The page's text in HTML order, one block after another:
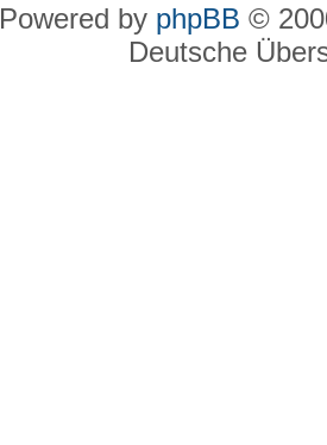
Powered by phpBB ©
Deutsche